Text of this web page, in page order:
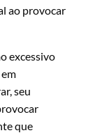
ao provocar
excessivo
seu
que